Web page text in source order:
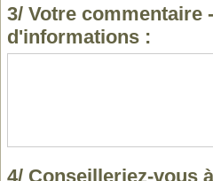
3/ Votre commentaire
d'informations :
4/ Conseilleriez-vous